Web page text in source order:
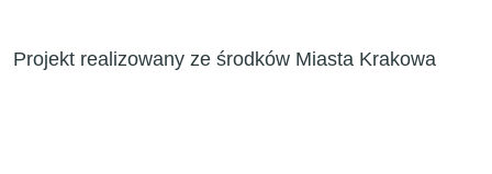
Projekt realizowany ze środków Miasta Krakowa